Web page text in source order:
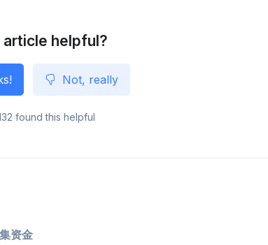
article helpful?
Not, really
found this helpful
资金